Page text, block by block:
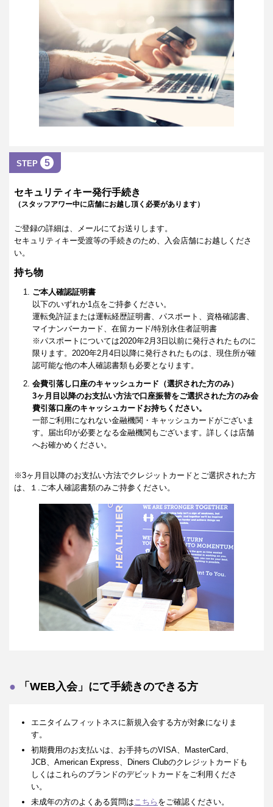
STEP 5
セキュリティキー発行手続き
（スタッフアワー中に店舗にお越し頂く必要があります）
ご登録の詳細は、メールにてお送りします。
セキュリティキー受渡等の手続きのため、入会店舗にお越しくださ
い。
持ち物
ご本人確認証明書
以下のいずれか1点をご持参ください。
運転免許証または運転経歴証明書、パスポート、資格確認書、
マイナンバーカード、在留カード/特別永住者証明書
※パスポートについては2020年2月3日以前に発行されたものに
限ります。2020年2月4日以降に発行されたものは、現住所が確
認可能な他の本人確認書類も必要となります。
会費引落し口座のキャッシュカード（選択された方のみ）
3ヶ月目以降のお支払い方法で口座振替をご選択された方のみ会
費引落口座のキャッシュカードお持ちください。
一部ご利用になれない金融機関・キャッシュカードがございま
す。届出印が必要となる金融機関もございます。詳しくは店舗
へお確かめください。
※3ヶ月目以降のお支払い方法でクレジットカードとご選択された方
は、１.ご本人確認書類のみご持参ください。
「WEB入会」にて手続きのできる方
エニタイムフィットネスに新規入会する方が対象になりま
す。
初期費用のお支払いは、お手持ちのVISA、MasterCard、
JCB、American Express、Diners Clubのクレジットカードも
しくはこれらのブランドのデビットカードをご利用くださ
い。
未成年の方のよくある質問はこちら をご確認ください。